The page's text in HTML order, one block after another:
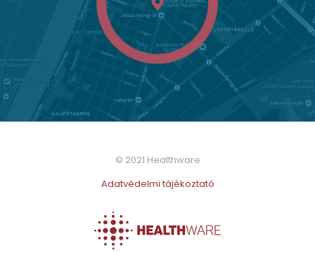
© 2021 Healthware
Adatvédelmi tájékoztató